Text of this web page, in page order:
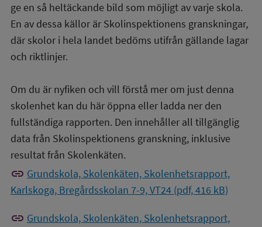
ge en så heltäckande bild som möjligt av varje skola.
En av dessa källor är Skolinspektionens granskningar,
där skolor i hela landet bedöms utifrån gällande lagar
och riktlinjer.
Om du är nyfiken och vill förstå mer om just denna
skolenhet kan du här öppna eller ladda ner den
fullständiga rapporten. Den innehåller all tillgänglig
data från Skolinspektionens granskning, inklusive
resultat från Skolenkäten.
link Grundskola, Skolenkäten, Skolenhetsrapport,
Karlskoga, Bregårdsskolan 7-9, VT24 (pdf, 416 kB)
link Grundskola, Skolenkäten, Skolenhetsrapport,